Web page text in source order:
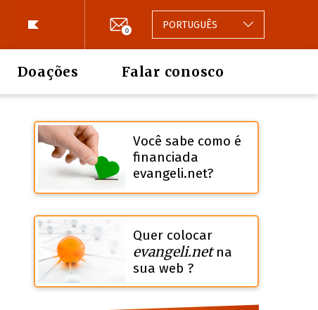
0 PORTUGUÊS
Doações Falar conosco
Você sabe como é
financiada
evangeli.net?
Quer colocar
evangeli.netna
sua web ?